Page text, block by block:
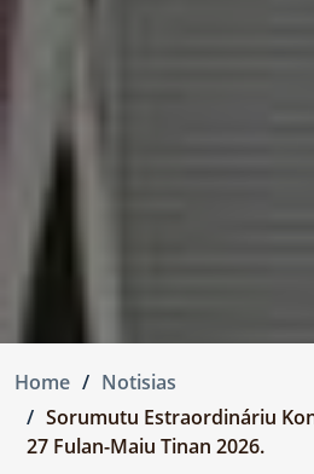
Home
Notisias
Sorumutu Estraordináriu
27 Fulan-Maiu Tinan 2026.